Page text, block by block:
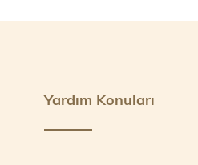
Yardım Konuları